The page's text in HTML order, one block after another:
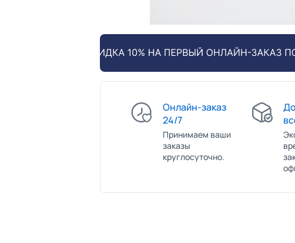
Онлайн-заказ
24/7
Принимаем ваши
заказы
круглосуточно.